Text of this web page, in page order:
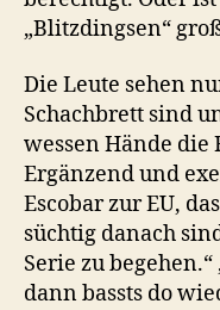
„Blitzdingsen“
Die Leute sehen
Schachbrett sind
wessen Hände die
Ergänzend und
Escobar zur EU,
süchtig danach
Serie zu begehen.“
dann bassts do